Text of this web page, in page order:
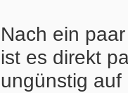
Nach ein
ist es direkt
ungünstig